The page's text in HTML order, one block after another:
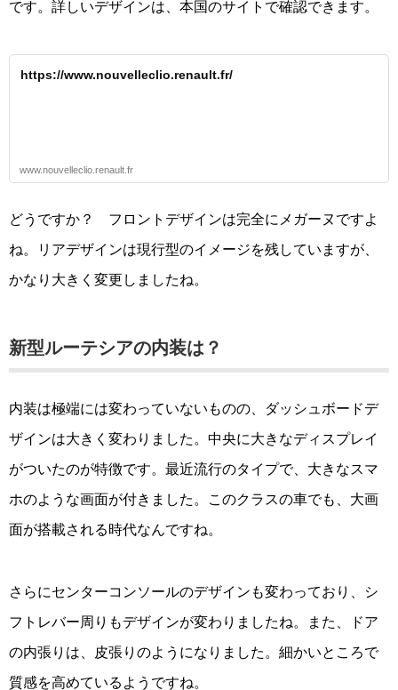
です。詳しいデザインは、本国のサイトで確認できます。
https://www.nouvelleclio.renault.fr/
www.nouvelleclio.renault.fr
どうですか？ フロントデザインは完全にメガーヌですよ
ね。リアデザインは現行型のイメージを残していますが、
かなり大きく変更しましたね。
新型ルーテシアの内装は？
内装は極端には変わっていないものの、ダッシュボードデ
ザインは大きく変わりました。中央に大きなディスプレイ
がついたのが特徴です。最近流行のタイプで、大きなスマ
ホのような画面が付きました。このクラスの車でも、大画
面が搭載される時代なんですね。
さらにセンターコンソールのデザインも変わっており、シ
フトレバー周りもデザインが変わりましたね。また、ドア
の内張りは、皮張りのようになりました。細かいところで
質感を高めているようですね。